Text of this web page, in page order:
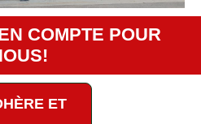
COMPTE POUR
ET